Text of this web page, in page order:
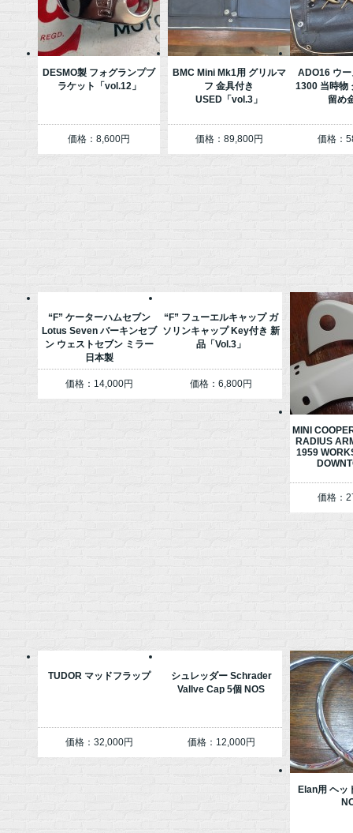
DESMO製 フォグランプブ
ラケット「vol.12」
価格：8,600円
BMC Mini Mk1用 グリルマ
フ 金具付き
USED「vol.3」
価格：89,800円
ADO16 ウ
1300 当時物
留め
価格：
“F” ケーターハムセブン
Lotus Seven バーキンセブ
ン ウェストセブン ミラー
日本製
価格：14,000円
“F” フューエルキャップ ガ
ソリンキャップ Key付き 新
品「Vol.3」
価格：6,800円
MINI
RADIUS
1959
価格：
TUDOR マッドフラップ
価格：32,000円
シュレッダー Schrader
Vallve Cap 5個 NOS
価格：12,000円
Elan用 ヘッ